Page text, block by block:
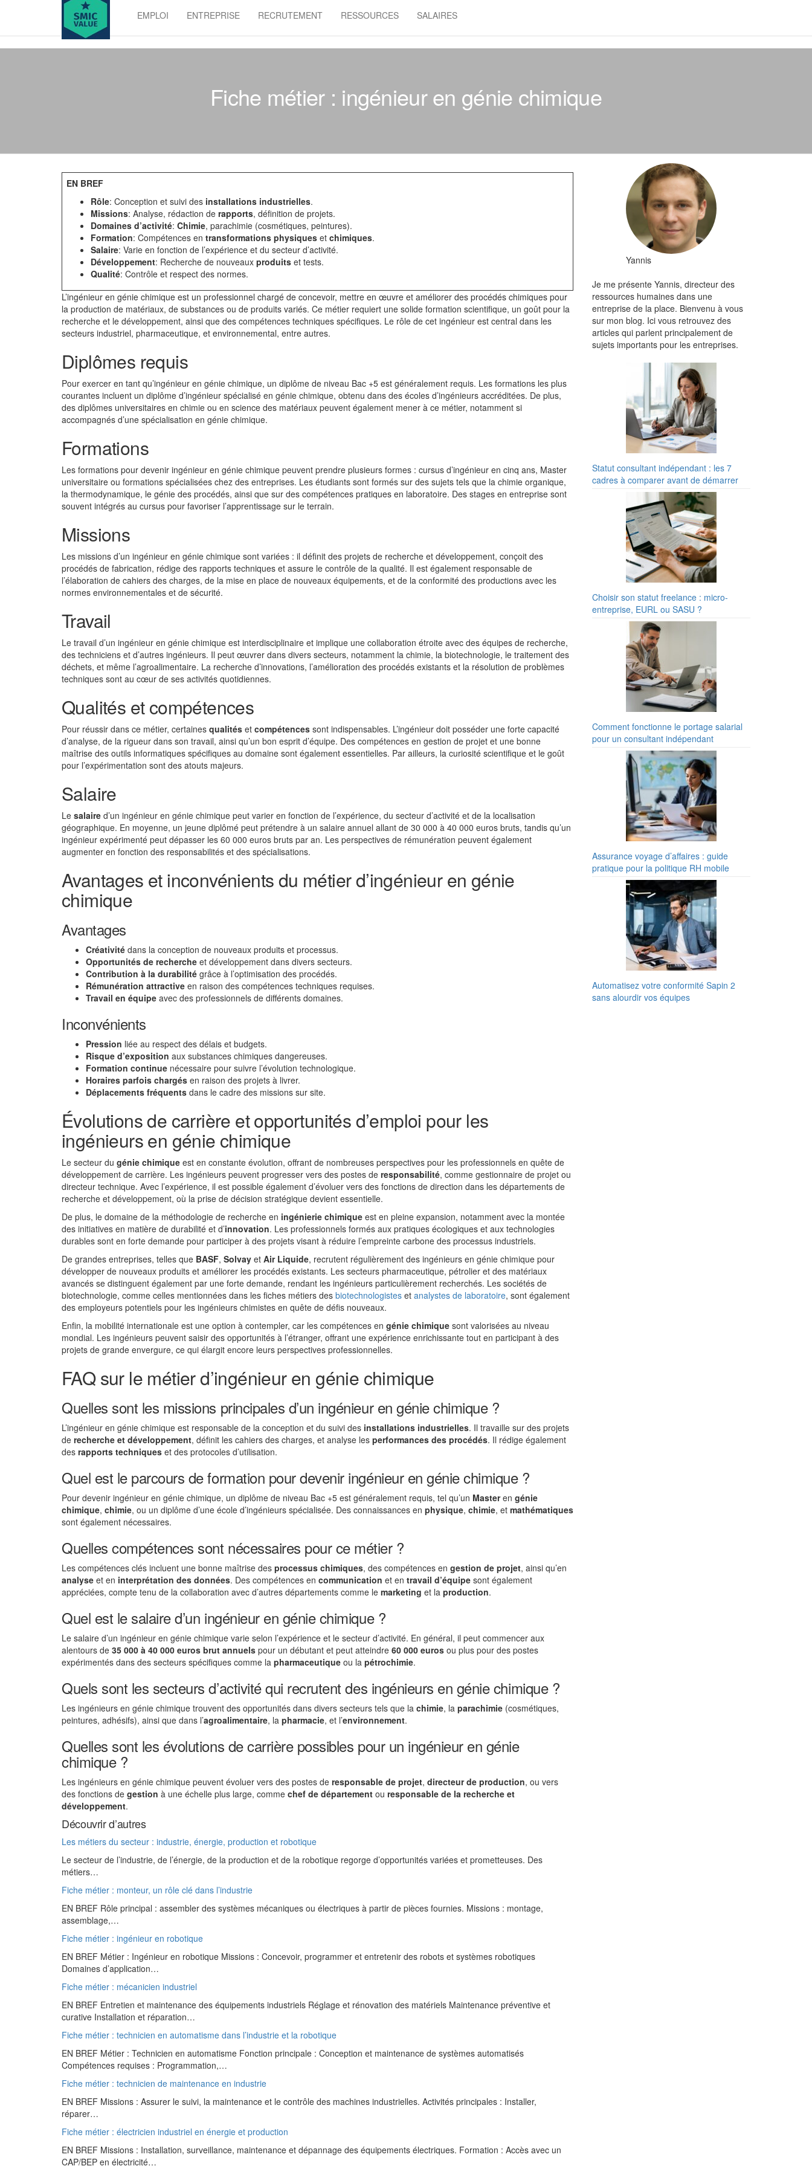
value
EMPLOI ENTREPRISE RECRUTEMENT RESSOURCES SALAIRES
Fiche métier : ingénieur en génie chimique
EN BREF
Rôle: Conception et suivi des installations industrielles.
Missions: Analyse, rédaction de rapports, définition de projets.
Domaines d’activité: Chimie, parachimie (cosmétiques, peintures).
Formation: Compétences en transformations physiques et chimiques.
Salaire: Varie en fonction de l’expérience et du secteur d’activité.
Développement: Recherche de nouveaux produits et tests.
Qualité: Contrôle et respect des normes.
L’ingénieur en génie chimique est un professionnel chargé de concevoir, mettre en œuvre et améliorer des procédés chimiques pour
la production de matériaux, de substances ou de produits variés. Ce métier requiert une solide formation scientifique, un goût pour la
recherche et le développement, ainsi que des compétences techniques spécifiques. Le rôle de cet ingénieur est central dans les
secteurs industriel, pharmaceutique, et environnemental, entre autres.
Diplômes requis
Pour exercer en tant qu’ingénieur en génie chimique, un diplôme de niveau Bac +5 est généralement requis. Les formations les plus
courantes incluent un diplôme d’ingénieur spécialisé en génie chimique, obtenu dans des écoles d’ingénieurs accréditées. De plus,
des diplômes universitaires en chimie ou en science des matériaux peuvent également mener à ce métier, notamment si
accompagnés d’une spécialisation en génie chimique.
Formations
Les formations pour devenir ingénieur en génie chimique peuvent prendre plusieurs formes : cursus d’ingénieur en cinq ans, Master
universitaire ou formations spécialisées chez des entreprises. Les étudiants sont formés sur des sujets tels que la chimie organique,
la thermodynamique, le génie des procédés, ainsi que sur des compétences pratiques en laboratoire. Des stages en entreprise sont
souvent intégrés au cursus pour favoriser l’apprentissage sur le terrain.
Missions
Les missions d’un ingénieur en génie chimique sont variées : il définit des projets de recherche et développement, conçoit des
procédés de fabrication, rédige des rapports techniques et assure le contrôle de la qualité. Il est également responsable de
l’élaboration de cahiers des charges, de la mise en place de nouveaux équipements, et de la conformité des productions avec les
normes environnementales et de sécurité.
Travail
Le travail d’un ingénieur en génie chimique est interdisciplinaire et implique une collaboration étroite avec des équipes de recherche,
des techniciens et d’autres ingénieurs. Il peut œuvrer dans divers secteurs, notamment la chimie, la biotechnologie, le traitement des
déchets, et même l’agroalimentaire. La recherche d’innovations, l’amélioration des procédés existants et la résolution de problèmes
techniques sont au cœur de ses activités quotidiennes.
Qualités et compétences
Pour réussir dans ce métier, certaines qualités et compétences sont indispensables. L’ingénieur doit posséder une forte capacité
d’analyse, de la rigueur dans son travail, ainsi qu’un bon esprit d’équipe. Des compétences en gestion de projet et une bonne
maîtrise des outils informatiques spécifiques au domaine sont également essentielles. Par ailleurs, la curiosité scientifique et le goût
pour l’expérimentation sont des atouts majeurs.
Salaire
Le salaire d’un ingénieur en génie chimique peut varier en fonction de l’expérience, du secteur d’activité et de la localisation
géographique. En moyenne, un jeune diplômé peut prétendre à un salaire annuel allant de 30 000 à 40 000 euros bruts, tandis qu’un
ingénieur expérimenté peut dépasser les 60 000 euros bruts par an. Les perspectives de rémunération peuvent également
augmenter en fonction des responsabilités et des spécialisations.
Avantages et inconvénients du métier d’ingénieur en génie
chimique
Avantages
Créativité dans la conception de nouveaux produits et processus.
Opportunités de recherche et développement dans divers secteurs.
Contribution à la durabilité grâce à l’optimisation des procédés.
Rémunération attractive en raison des compétences techniques requises.
Travail en équipe avec des professionnels de différents domaines.
Inconvénients
Pression liée au respect des délais et budgets.
Risque d’exposition aux substances chimiques dangereuses.
Formation continue nécessaire pour suivre l’évolution technologique.
Horaires parfois chargés en raison des projets à livrer.
Déplacements fréquents dans le cadre des missions sur site.
Évolutions de carrière et opportunités d’emploi pour les
ingénieurs en génie chimique
Le secteur du génie chimique est en constante évolution, offrant de nombreuses perspectives pour les professionnels en quête de
développement de carrière. Les ingénieurs peuvent progresser vers des postes de responsabilité, comme gestionnaire de projet ou
directeur technique. Avec l’expérience, il est possible également d’évoluer vers des fonctions de direction dans les départements de
recherche et développement, où la prise de décision stratégique devient essentielle.
De plus, le domaine de la méthodologie de recherche en ingénierie chimique est en pleine expansion, notamment avec la montée
des initiatives en matière de durabilité et d’innovation. Les professionnels formés aux pratiques écologiques et aux technologies
durables sont en forte demande pour participer à des projets visant à réduire l’empreinte carbone des processus industriels.
De grandes entreprises, telles que BASF, Solvay et Air Liquide, recrutent régulièrement des ingénieurs en génie chimique pour
développer de nouveaux produits et améliorer les procédés existants. Les secteurs pharmaceutique, pétrolier et des matériaux
avancés se distinguent également par une forte demande, rendant les ingénieurs particulièrement recherchés. Les sociétés de
biotechnologie, comme celles mentionnées dans les fiches métiers des biotechnologistes et analystes de laboratoire, sont également
des employeurs potentiels pour les ingénieurs chimistes en quête de défis nouveaux.
Enfin, la mobilité internationale est une option à contempler, car les compétences en génie chimique sont valorisées au niveau
mondial. Les ingénieurs peuvent saisir des opportunités à l’étranger, offrant une expérience enrichissante tout en participant à des
projets de grande envergure, ce qui élargit encore leurs perspectives professionnelles.
FAQ sur le métier d’ingénieur en génie chimique
Quelles sont les missions principales d’un ingénieur en génie chimique ?
L’ingénieur en génie chimique est responsable de la conception et du suivi des installations industrielles. Il travaille sur des projets
de recherche et développement, définit les cahiers des charges, et analyse les performances des procédés. Il rédige également
des rapports techniques et des protocoles d’utilisation.
Quel est le parcours de formation pour devenir ingénieur en génie chimique ?
Pour devenir ingénieur en génie chimique, un diplôme de niveau Bac +5 est généralement requis, tel qu’un Masteren génie
chimique, chimie, ou un diplôme d’une école d’ingénieurs spécialisée. Des connaissances en physique, chimie, et mathématiques
sont également nécessaires.
Quelles compétences sont nécessaires pour ce métier ?
Les compétences clés incluent une bonne maîtrise des processus chimiques, des compétences en gestion de projet, ainsi qu’en
analyse et en interprétation des données. Des compétences en communication et en travail d’équipe sont également
appréciées, compte tenu de la collaboration avec d’autres départements comme le marketing et la production.
Quel est le salaire d’un ingénieur en génie chimique ?
Le salaire d’un ingénieur en génie chimique varie selon l’expérience et le secteur d’activité. En général, il peut commencer aux
alentours de 35 000 à 40 000 euros brut annuels pour un débutant et peut atteindre 60 000 euros ou plus pour des postes
expérimentés dans des secteurs spécifiques comme la pharmaceutique ou la pétrochimie.
Quels sont les secteurs d’activité qui recrutent des ingénieurs en génie chimique ?
Les ingénieurs en génie chimique trouvent des opportunités dans divers secteurs tels que la chimie, la parachimie (cosmétiques,
peintures, adhésifs), ainsi que dans l’agroalimentaire, la pharmacie, et l’environnement.
Quelles sont les évolutions de carrière possibles pour un ingénieur en génie
chimique ?
Les ingénieurs en génie chimique peuvent évoluer vers des postes de responsable de projet, directeur de production, ou vers
des fonctions de gestion à une échelle plus large, comme chef de département ou responsable de la recherche et
développement.
Découvrir d’autres
Les métiers du secteur : industrie, énergie, production et robotique
Le secteur de l’industrie, de l’énergie, de la production et de la robotique regorge d’opportunités variées et prometteuses. Des
métiers…
Fiche métier : monteur, un rôle clé dans l’industrie
EN BREF Rôle principal : assembler des systèmes mécaniques ou électriques à partir de pièces fournies. Missions : montage,
assemblage,…
Fiche métier : ingénieur en robotique
EN BREF Métier : Ingénieur en robotique Missions : Concevoir, programmer et entretenir des robots et systèmes robotiques
Domaines d’application…
Fiche métier : mécanicien industriel
EN BREF Entretien et maintenance des équipements industriels Réglage et rénovation des matériels Maintenance préventive et
curative Installation et réparation…
Fiche métier : technicien en automatisme dans l’industrie et la robotique
EN BREF Métier : Technicien en automatisme Fonction principale : Conception et maintenance de systèmes automatisés
Compétences requises : Programmation,…
Fiche métier : technicien de maintenance en industrie
EN BREF Missions : Assurer le suivi, la maintenance et le contrôle des machines industrielles. Activités principales : Installer,
réparer…
Fiche métier : électricien industriel en énergie et production
EN BREF Missions : Installation, surveillance, maintenance et dépannage des équipements électriques. Formation : Accès avec un
CAP/BEP en électricité…
Yannis
Je me présente Yannis, directeur des
ressources humaines dans une
entreprise de la place. Bienvenu à vous
sur mon blog. Ici vous retrouvez des
articles qui parlent principalement de
sujets importants pour les entreprises.
Statut consultant indépendant : les 7
cadres à comparer avant de démarrer
Choisir son statut freelance : micro-
entreprise, EURL ou SASU ?
Comment fonctionne le portage salarial
pour un consultant indépendant
Assurance voyage d’affaires : guide
pratique pour la politique RH mobile
Automatisez votre conformité Sapin 2
sans alourdir vos équipes